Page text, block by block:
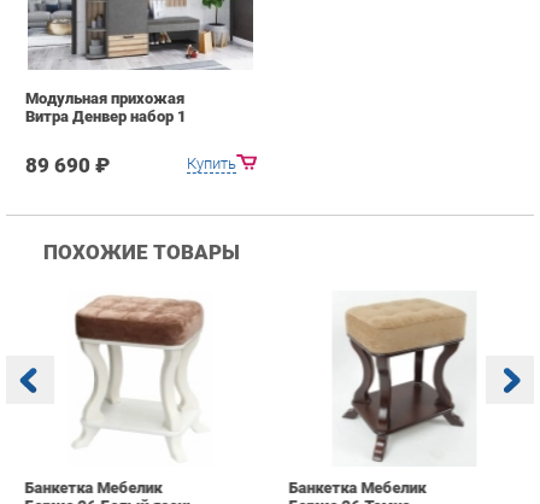
ПОХОЖИЕ ТОВАРЫ
Купить
Берже 26 Белый ясень
8 760 ₽ Купить
Берже 26 Темно-
коричневый
info@hall-ekb.ru +7 (903) 000-00-00
КАТАЛОГ
Коллекции
ИНФОРМАЦИЯ ГОРОДА
Весь мир